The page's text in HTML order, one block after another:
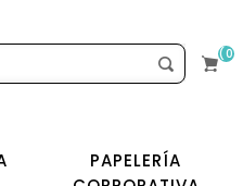
(0)
PAPELERÍA